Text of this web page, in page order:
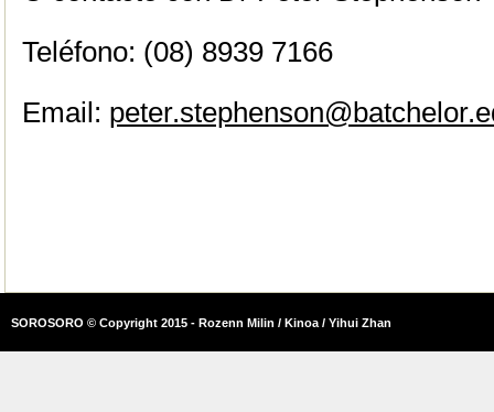
Teléfono: (08) 8939 7166
Email:
SOROSORO © Copyright 2015 - Rozenn Milin / Kinoa / Yihui Zhan